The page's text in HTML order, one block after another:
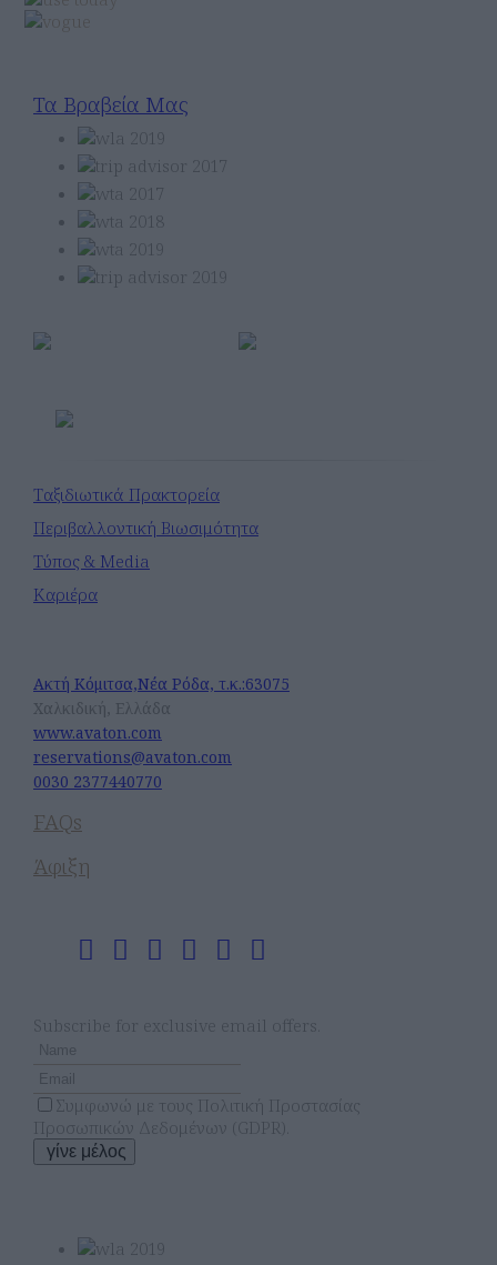
Τα Βραβεία Μας
Ταξιδιωτικά Πρακτορεία
Περιβαλλοντική Βιωσιμότητα
Τύπος & Media
Καριέρα
Ακτή Κόμιτσα,Νέα Ρόδα, τ.κ.:63075
Χαλκιδική, Ελλάδα
www.avaton.com
reservations@avaton.com
0030 2377440770
FAQs
Άφιξη
Subscribe for exclusive email offers.
Συμφωνώ με τους Πολιτική Προστασίας
Προσωπικών Δεδομένων (GDPR)
γίνε μέλος